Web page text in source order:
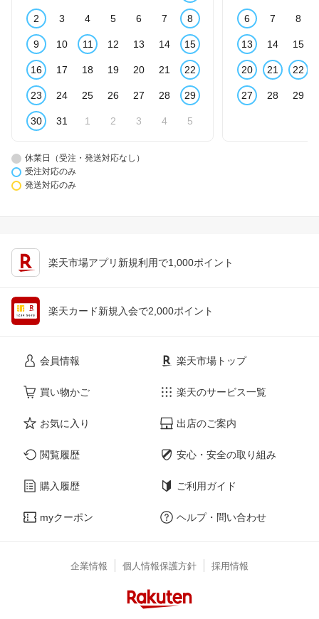
2 3 4 5 6 7 8
9 10 11 12 13 14 15
16 17 18 19 20 21 22
23 24 25 26 27 28 29
30 31 1 2 3 4 5
6 7 8
13 14 15
20 21 22
27 28 29
休業日（受注・発送対応なし）
受注対応のみ
発送対応のみ
楽天市場アプリ新規利用で1,000ポイント
楽天カード新規入会で2,000ポイント
会員情報
買い物かご
お気に入り
閲覧履歴
購入履歴
myクーポン
楽天市場トップ
楽天のサービス一覧
出店のご案内
安心・安全の取り組み
ご利用ガイド
ヘルプ・問い合わせ
企業情報 個人情報保護方針 採用情報